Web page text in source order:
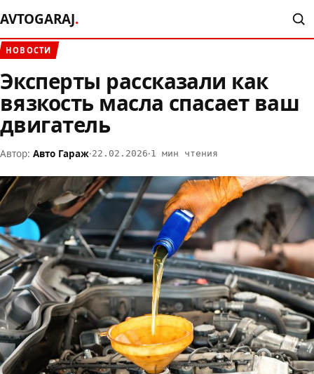
AVTOGARAJ.
НОВОСТИ
Эксперты рассказали как
вязкость масла спасает ваш
двигатель
Автор: Авто Гараж·22.02.2026·1 мин чтения